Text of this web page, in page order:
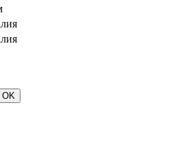
OK